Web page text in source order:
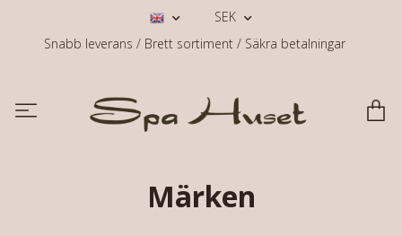
SEK
Snabb leverans / Brett sortiment / Säkra betalningar
Märken